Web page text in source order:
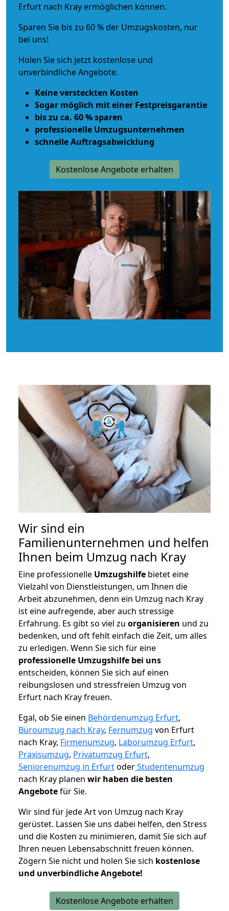
Erfurt nach Kray ermöglichen können.
Sparen Sie bis zu 60 % der Umzugskosten, nur
bei uns!
Holen Sie sich jetzt kostenlose und
unverbindliche Angebote.
Keine versteckten Kosten
Sogar möglich mit einer Festpreisgarantie
bis zu ca. 60 % sparen
professionelle Umzugsunternehmen
schnelle Auftragsabwicklung
Kostenlose Angebote erhalten
Wir sind ein
Familienunternehmen und helfen
Ihnen beim Umzug nach Kray
Eine professionelle Umzugshilfe bietet eine
Vielzahl von Dienstleistungen, um Ihnen die
Arbeit abzunehmen, denn ein Umzug nach Kray
ist eine aufregende, aber auch stressige
Erfahrung. Es gibt so viel zu organisieren und zu
bedenken, und oft fehlt einfach die Zeit, um alles
zu erledigen. Wenn Sie sich für eine
professionelle Umzugshilfe bei uns
entscheiden, können Sie sich auf einen
reibungslosen und stressfreien Umzug von
Erfurt nach Kray freuen.
Egal, ob Sie einen Behördenumzug Erfurt,
Büroumzug nach Kray, Fernumzug von Erfurt
nach Kray, Firmenumzug, Laborumzug Erfurt,
Praxisumzug, Privatumzug Erfurt,
Seniorenumzug in ErfurtoderStudentenumzug
nach Kray planen wir haben die besten
Angebotefür Sie.
Wir sind für jede Art von Umzug nach Kray
gerüstet. Lassen Sie uns dabei helfen, den Stress
und die Kosten zu minimieren, damit Sie sich auf
Ihren neuen Lebensabschnitt freuen können.
Zögern Sie nicht und holen Sie sich kostenlose
und unverbindliche Angebote!
Kostenlose Angebote erhalten